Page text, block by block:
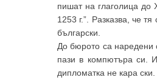
пишат на глаголица до
1253 г.”. Разказва, че
български.
До бюрото са наредени
пази в компютъра си.
дипломатка не кара ски.